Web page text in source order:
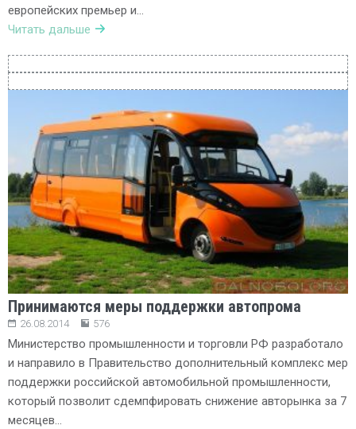
европейских премьер и…
Читать дальше
Принимаются меры поддержки автопрома
26.08.2014 576
Министерство промышленности и торговли РФ разработало
и направило в Правительство дополнительный комплекс мер
поддержки российской автомобильной промышленности,
который позволит сдемпфировать снижение авторынка за 7
месяцев…